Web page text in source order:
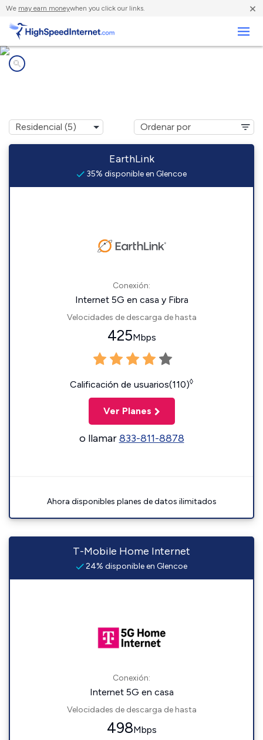
We may earn moneywhen you click our links. ×
EarthLink
35% disponible en Glencoe
Conexión:
Internet 5G en casa y Fibra
Velocidades de descarga de hasta
425Mbps
Calificación de usuarios(110)◊
Ver Planes
o llamar833-811-8878
Ahora disponibles planes de datos ilimitados
T-Mobile Home Internet
24% disponible en Glencoe
Conexión:
Internet 5G en casa
Velocidades de descarga de hasta
498Mbps